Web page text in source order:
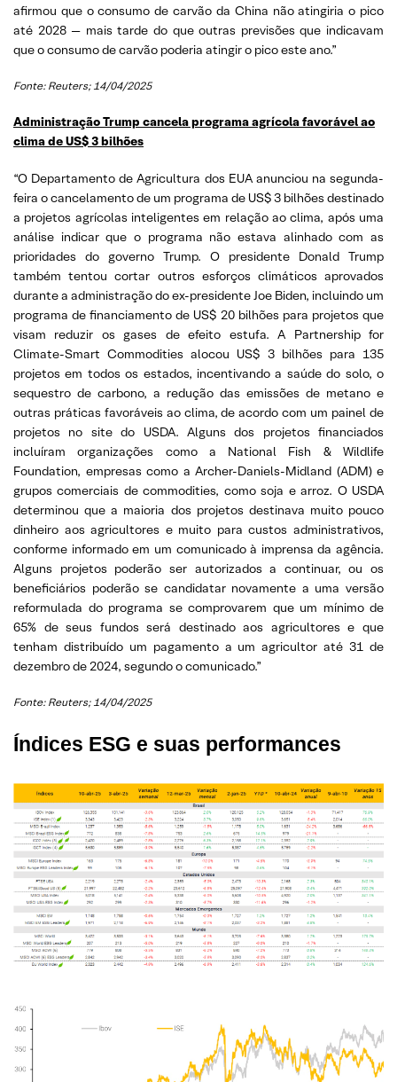
afirmou que o consumo de carvão da China não atingiria o pico
até 2028 — mais tarde do que outras previsões que indicavam
que o consumo de carvão poderia atingir o pico este ano.”
Fonte: Reuters; 14/04/2025
Administração Trump cancela programa agrícola favorável ao
clima de US$ 3 bilhões
“O Departamento de Agricultura dos EUA anunciou na segunda-
feira o cancelamento de um programa de US$ 3 bilhões destinado
a projetos agrícolas inteligentes em relação ao clima, após uma
análise indicar que o programa não estava alinhado com as
prioridades do governo Trump. O presidente Donald Trump
também tentou cortar outros esforços climáticos aprovados
durante a administração do ex-presidente Joe Biden, incluindo um
programa de financiamento de US$ 20 bilhões para projetos que
visam reduzir os gases de efeito estufa. A Partnership for
Climate-Smart Commodities alocou US$ 3 bilhões para 135
projetos em todos os estados, incentivando a saúde do solo, o
sequestro de carbono, a redução das emissões de metano e
outras práticas favoráveis ao clima, de acordo com um painel de
projetos no site do USDA. Alguns dos projetos financiados
incluíram organizações como a National Fish & Wildlife
Foundation, empresas como a Archer-Daniels-Midland (ADM) e
grupos comerciais de commodities, como soja e arroz. O USDA
determinou que a maioria dos projetos destinava muito pouco
dinheiro aos agricultores e muito para custos administrativos,
conforme informado em um comunicado à imprensa da agência.
Alguns projetos poderão ser autorizados a continuar, ou os
beneficiários poderão se candidatar novamente a uma versão
reformulada do programa se comprovarem que um mínimo de
65% de seus fundos será destinado aos agricultores e que
tenham distribuído um pagamento a um agricultor até 31 de
dezembro de 2024, segundo o comunicado.”
Fonte: Reuters; 14/04/2025
Índices ESG e suas performances